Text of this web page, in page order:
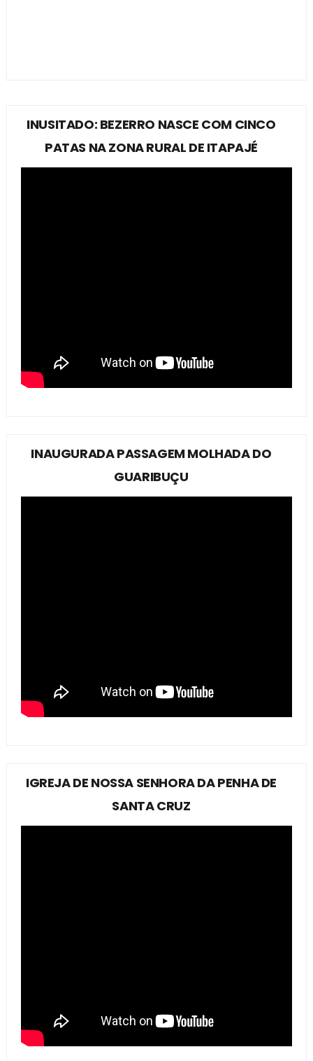
INUSITADO: BEZERRO NASCE COM CINCO
PATAS NA ZONA RURAL DE ITAPAJÉ
INAUGURADA PASSAGEM MOLHADA DO
GUARIBUÇU
IGREJA DE NOSSA SENHORA DA PENHA DE
SANTA CRUZ